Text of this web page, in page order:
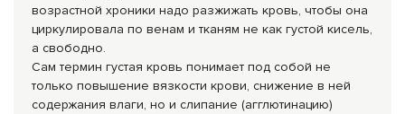
возрастной хроники надо разжижать кровь, чтобы она
цирку­лировала по венам и тканям не как густой кисель,
а свободно.
Сам термин густая кровь понимает под собой не
только повышение вязкости крови, снижение в ней
содержания влаги, но и слипание (агглютинацию)